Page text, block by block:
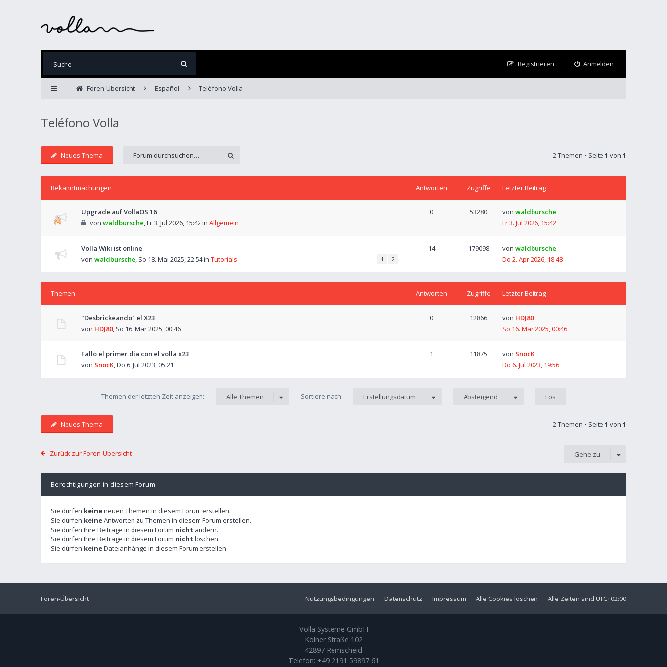
Anmelden
Registrieren
Foren-Übersicht Español Teléfono Volla
Teléfono Volla
Neues Thema 2 Themen • Seite 1 von 1
Bekanntmachungen Antworten Zugriffe Letzter Beitrag
Upgrade auf VollaOS 16
von waldbursche,Fr 3. Jul 2026, 15:42in Allgemein
0 53280 von waldbursche
Fr 3. Jul 2026, 15:42
Volla Wiki ist online
von waldbursche, So 18. Mai 2025, 22:54in Tutorials 1 2
14 179098 von waldbursche
Do 2. Apr 2026, 18:48
Themen Antworten Zugriffe Letzter Beitrag
"Desbrickeando" el X23
von HDJ80, So 16. Mär 2025, 00:46
0 12866 von HDJ80
So 16. Mär 2025, 00:46
Fallo el primer dia con el volla x23
von SnocK,Do 6. Jul 2023, 05:21
1 11875 von SnocK
Do 6. Jul 2023, 19:56
Themen der letzten Zeit anzeigen: Alle Themen Sortiere nach Erstellungsdatum Absteigend
Neues Thema 2 Themen • Seite 1 von 1
Zurück zur Foren-Übersicht Gehe zu
Berechtigungen in diesem Forum
Sie dürfen keineneuen Themen in diesem Forum erstellen.
Sie dürfen keineAntworten zu Themen in diesem Forum erstellen.
Sie dürfen Ihre Beiträge in diesem Forum nicht ändern.
Sie dürfen Ihre Beiträge in diesem Forum nicht löschen.
Sie dürfen keineDateianhänge in diesem Forum erstellen.
Foren-Übersicht Alle Zeiten sind UTC+02:00
Alle Cookies löschen
Impressum
Datenschutz
Nutzungsbedingungen
Volla Systeme GmbH
Kölner Straße 102
42897 Remscheid
Telefon: +49 2191 59897 61